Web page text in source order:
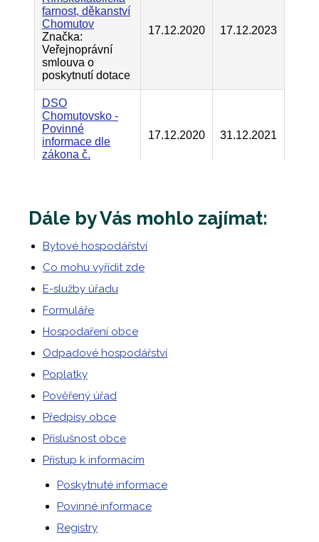
Dále by Vás mohlo zajímat:
Bytové hospodářství
Co mohu vyřídit zde
E-služby úřadu
Formuláře
Hospodaření obce
Odpadové hospodářství
Poplatky
Pověřený úřad
Předpisy obce
Příslušnost obce
Přístup k informacím
Poskytnuté informace
Povinné informace
Registry